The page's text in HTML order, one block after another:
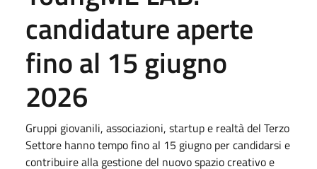
candidature aperte
fino al 15 giugno
2026
Gruppi giovanili, associazioni, startup e realtà del Terzo
Settore hanno tempo fino al 15 giugno per candidarsi e
contribuire alla gestione del nuovo spazio creativo e